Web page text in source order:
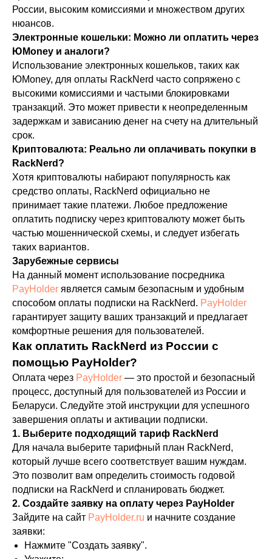
России, высоким комиссиями и множеством других
нюансов.
Электронные кошельки: Можно ли оплатить через
ЮMoney и аналоги?
Использование электронных кошельков, таких как
ЮMoney, для оплаты RackNerd часто сопряжено с
высокими комиссиями и частыми блокировками
транзакций. Это может привести к неопределенным
задержкам и зависанию денег на счету на длительный
срок.
Криптовалюта: Реально ли оплачивать покупки в
RackNerd?
Хотя криптовалюты набирают популярность как
средство оплаты, RackNerd официально не
принимает такие платежи. Любое предложение
оплатить подписку через криптовалюту может быть
частью мошеннической схемы, и следует избегать
таких вариантов.
Зарубежные сервисы
На данный момент использование посредника
PayHolder является самым безопасным и удобным
способом оплаты подписки на RackNerd. PayHolder
гарантирует защиту ваших транзакций и предлагает
комфортные решения для пользователей.
Как оплатить RackNerd из России с
помощью PayHolder?
Оплата через PayHolder — это простой и безопасный
процесс, доступный для пользователей из России и
Беларуси. Следуйте этой инструкции для успешного
завершения оплаты и активации подписки.
1. Выберите подходящий тариф RackNerd
Для начала выберите тарифный план RackNerd,
который лучше всего соответствует вашим нуждам.
Это позволит вам определить стоимость годовой
подписки на RackNerd и спланировать бюджет.
2. Создайте заявку на оплату через PayHolder
Зайдите на сайт PayHolder.ru и начните создание
заявки:
Нажмите "Создать заявку".